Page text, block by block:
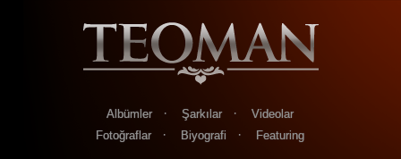
Albümler · Şarkılar ·
Videolar
Fotoğraflar
· Biyografi · Featuring